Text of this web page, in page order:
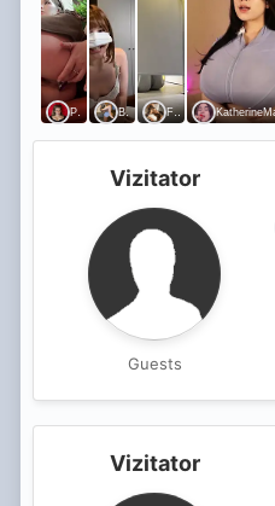
Vizitator
Guests
Vizitator